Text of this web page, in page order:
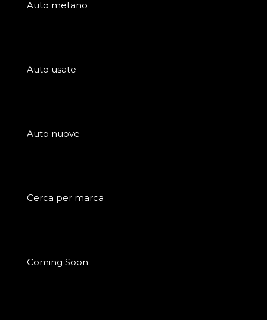
Auto metano
Auto usate
Auto nuove
Cerca per marca
Coming Soon